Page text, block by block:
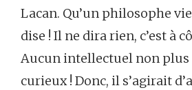
Lacan. Qu’un philosophe
dise ! Il ne dira rien, c’est à
Aucun intellectuel non plus
curieux ! Donc, il s’agirait